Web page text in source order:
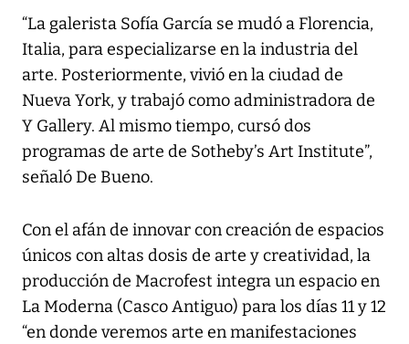
“La galerista Sofía García se mudó a Florencia,
Italia, para especializarse en la industria del
arte. Posteriormente, vivió en la ciudad de
Nueva York, y trabajó como administradora de
Y Gallery. Al mismo tiempo, cursó dos
programas de arte de Sotheby’s Art Institute”,
señaló De Bueno.
Con el afán de innovar con creación de espacios
únicos con altas dosis de arte y creatividad, la
producción de Macrofest integra un espacio en
La Moderna (Casco Antiguo) para los días 11 y 12
“en donde veremos arte en manifestaciones